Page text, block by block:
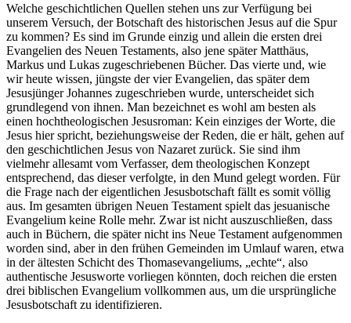
Welche geschichtlichen Quellen stehen uns zur Verfügung bei
unserem Versuch, der Botschaft des historischen Jesus auf die Spur
zu kommen? Es sind im Grunde einzig und allein die ersten drei
Evangelien des Neuen Testaments, also jene später Matthäus,
Markus und Lukas zugeschriebenen Bücher. Das vierte und, wie
wir heute wissen, jüngste der vier Evangelien, das später dem
Jesusjünger Johannes zugeschrieben wurde, unterscheidet sich
grundlegend von ihnen. Man bezeichnet es wohl am besten als
einen hochtheologischen Jesusroman: Kein einziges der Worte, die
Jesus hier spricht, beziehungsweise der Reden, die er hält, gehen auf
den geschichtlichen Jesus von Nazaret zurück. Sie sind ihm
vielmehr allesamt vom Verfasser, dem theologischen Konzept
entsprechend, das dieser verfolgte, in den Mund gelegt worden. Für
die Frage nach der eigentlichen Jesusbotschaft fällt es somit völlig
aus. Im gesamten übrigen Neuen Testament spielt das jesuanische
Evangelium keine Rolle mehr. Zwar ist nicht auszuschließen, dass
auch in Büchern, die später nicht ins Neue Testament aufgenommen
worden sind, aber in den frühen Gemeinden im Umlauf waren, etwa
in der ältesten Schicht des Thomasevangeliums, „echte“, also
authentische Jesusworte vorliegen könnten, doch reichen die ersten
drei biblischen Evangelium vollkommen aus, um die ursprüngliche
Jesusbotschaft zu identifizieren.